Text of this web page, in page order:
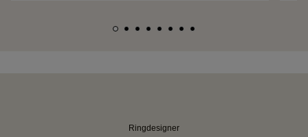
Ringdesigner